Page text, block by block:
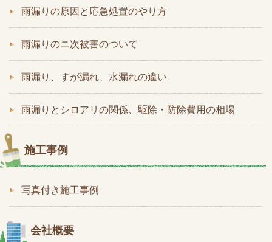
雨漏りの原因と応急処置のやり方
雨漏りのニ次被害のついて
雨漏り、すが漏れ、水漏れの違い
雨漏りとシロアリの関係、駆除・防除費用の相場
施工事例
写真付き施工事例
会社概要